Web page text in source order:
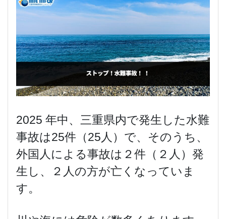
2025 年中、三重県内で発生した水難
事故は25件（25人）で、そのうち、
外国人による事故は２件（２人）発
生し、２人の方が亡くなっていま
す。